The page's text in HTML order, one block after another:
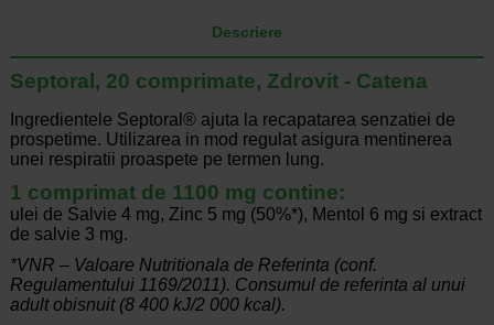
Descriere
Septoral, 20 comprimate, Zdrovit - Catena
Ingredientele Septoral® ajuta la recapatarea senzatiei de
prospetime. Utilizarea in mod regulat asigura mentinerea
unei respiratii proaspete pe termen lung.
1 comprimat de 1100 mg contine:
ulei de Salvie 4 mg, Zinc 5 mg (50%*), Mentol 6 mg si extract
de salvie 3 mg.
*VNR – Valoare Nutritionala de Referinta (conf.
Regulamentului 1169/2011). Consumul de referinta al unui
adult obisnuit (8 400 kJ/2 000 kcal).